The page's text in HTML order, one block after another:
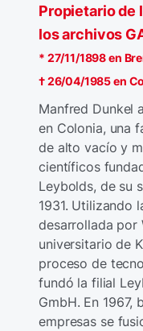
Propietario de
los archivos
* 27/11/1898 en
† 26/04/1985 en
Manfred Dunkel
en Colonia, una
de alto vacío y
científicos
Leybolds, de su
1931. Utilizando
desarrollada por
universitario de
proceso de
fundó la filial
GmbH. En 1967,
empresas se